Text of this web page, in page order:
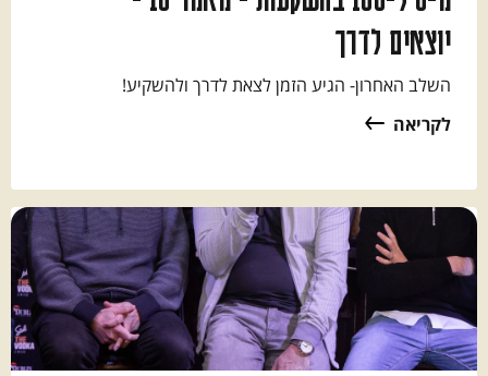
יוצאים לדרך
השלב האחרון- הגיע הזמן לצאת לדרך ולהשקיע!
לקריאה